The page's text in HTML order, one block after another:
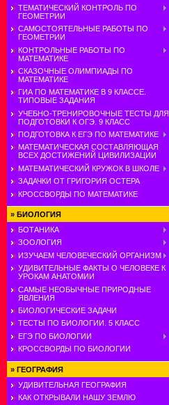
ТЕМАТИЧЕСКИЙ КОНТРОЛЬ ПО
ГЕОМЕТРИИ
САМОСТОЯТЕЛЬНЫЕ РАБОТЫ ПО
ГЕОМЕТРИИ
КОНТРОЛЬНЫЕ РАБОТЫ ПО
МАТЕМАТИКЕ
СКАЗОЧНЫЕ ОЛИМПИАДЫ ПО
МАТЕМАТИКЕ
ГИА ПО МАТЕМАТИКЕ В 9 КЛАССЕ.
ТИПОВЫЕ ЗАДАНИЯ
УЧЕБНО-ТРЕНИРОВОЧНЫЕ ТЕСТЫ ДЛЯ
ПОДГОТОВКИ К ОГЭ. 9 КЛАСС
ПОДГОТОВКА К ЕГЭ ПО МАТЕМАТИКЕ
МАТЕМАТИЧЕСКАЯ СОСТАВЛЯЮЩАЯ
ВСЕХ ДОСТИЖЕНИЙ ЦИВИЛИЗАЦИИ
МАТЕМАТИЧЕСКИЙ КРУЖОК В ШКОЛЕ
ЗАДАЧКИ ОТ ГРИГОРИЯ ОСТЕРА
КРОССВОРДЫ ПО МАТЕМАТИКЕ
» БИОЛОГИЯ
БОТАНИКА
ЗООЛОГИЯ
ИЗУЧАЕМ ЧЕЛОВЕЧЕСКИЙ ОРГАНИЗМ
УДИВИТЕЛЬНЫЕ ФАКТЫ О ЧЕЛОВЕКЕ К
УРОКАМ АНАТОМИИ
САМЫЕ НЕОБЫЧНЫЕ ПРИРОДНЫЕ
ЯВЛЕНИЯ
БИОЛОГИЧЕСКИЕ ЗАДАЧИ
ТЕСТЫ ПО БИОЛОГИИ. 5 КЛАСС
ЕГЭ ПО БИОЛОГИИ
КРОССВОРДЫ ПО БИОЛОГИИ
» ГЕОГРАФИЯ
УДИВИТЕЛЬНАЯ ГЕОГРАФИЯ
КАК ОТКРЫВАЛИ НАШУ ЗЕМЛЮ